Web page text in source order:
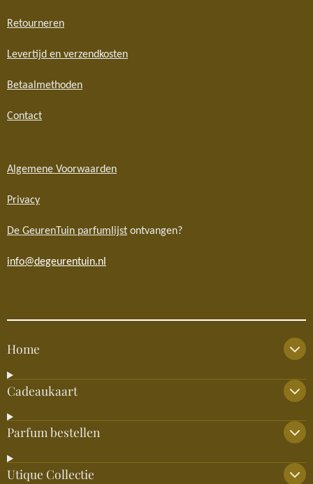
Retourneren
Levertijd en verzendkosten
Betaalmethoden
Contact
Algemene Voorwaarden
Privacy
De GeurenTuin parfumlijst ontvangen?
info@degeurentuin.nl
Home
Cadeaukaart
Parfum bestellen
Utique Collectie